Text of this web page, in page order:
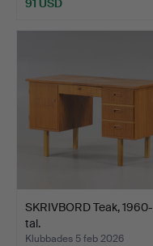
91 USD
SKRIVBORD Teak, 1960-
tal.
Klubbades 5 feb 2026